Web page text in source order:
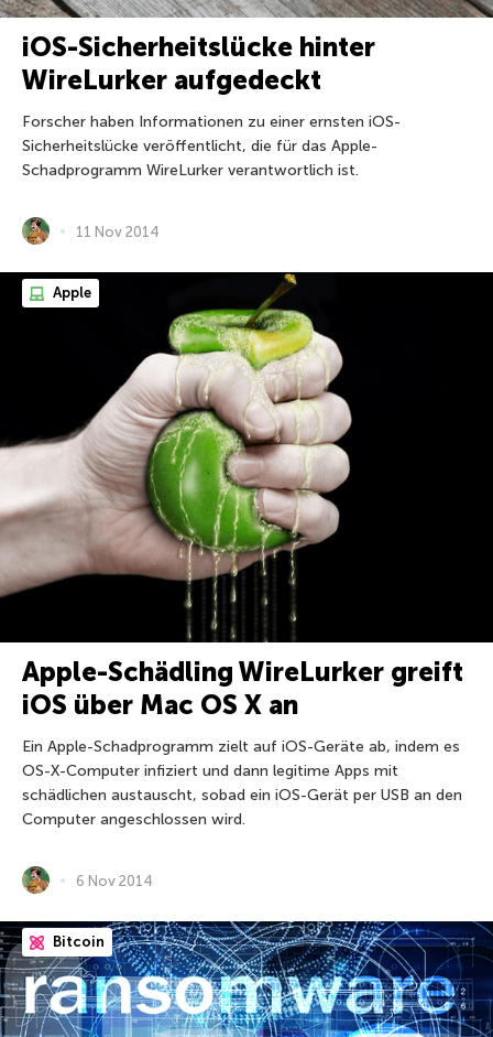
iOS-Sicherheitslücke hinter
WireLurker aufgedeckt
Forscher haben Informationen zu einer ernsten iOS-
Sicherheitslücke veröffentlicht, die für das Apple-
Schadprogramm WireLurker verantwortlich ist.
11 Nov 2014
Apple
Apple-Schädling WireLurker greift
iOS über Mac OS X an
Ein Apple-Schadprogramm zielt auf iOS-Geräte ab, indem es
OS-X-Computer infiziert und dann legitime Apps mit
schädlichen austauscht, sobad ein iOS-Gerät per USB an den
Computer angeschlossen wird.
6 Nov 2014
Bitcoin